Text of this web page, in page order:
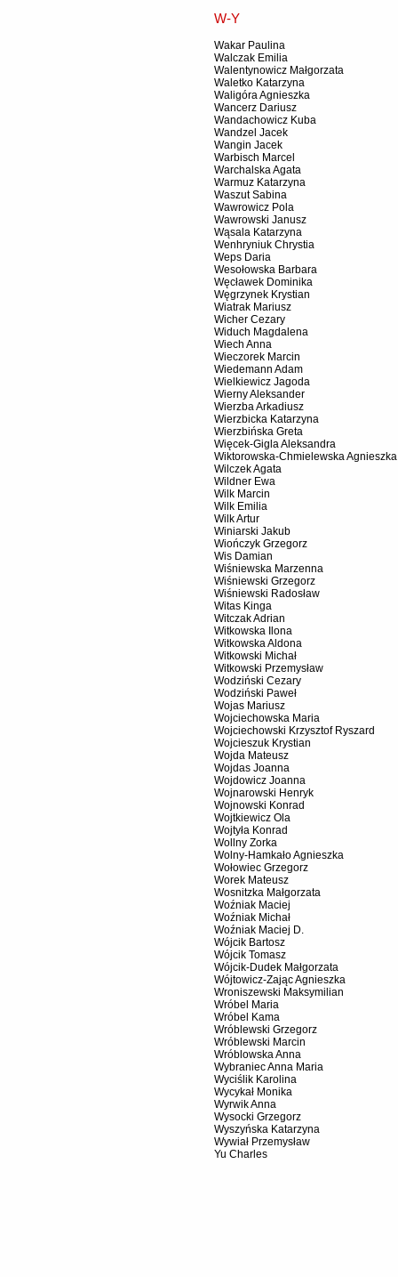
W-Y
Wakar Paulina
Walczak Emilia
Walentynowicz Małgorzata
Waletko Katarzyna
Waligóra Agnieszka
Wancerz Dariusz
Wandachowicz Kuba
Wandzel Jacek
Wangin Jacek
Warbisch Marcel
Warchalska Agata
Warmuz Katarzyna
Waszut Sabina
Wawrowicz Pola
Wawrowski Janusz
Wąsala Katarzyna
Wenhryniuk Chrystia
Weps Daria
Wesołowska Barbara
Węcławek Dominika
Węgrzynek Krystian
Wiatrak Mariusz
Wicher Cezary
Widuch Magdalena
Wiech Anna
Wieczorek Marcin
Wiedemann Adam
Wielkiewicz Jagoda
Wierny Aleksander
Wierzba Arkadiusz
Wierzbicka Katarzyna
Wierzbińska Greta
Więcek-Gigla Aleksandra
Wiktorowska-Chmielewska Agnieszka
Wilczek Agata
Wildner Ewa
Wilk Marcin
Wilk Emilia
Wilk Artur
Winiarski Jakub
Wiończyk Grzegorz
Wis Damian
Wiśniewska Marzenna
Wiśniewski Grzegorz
Wiśniewski Radosław
Witas Kinga
Witczak Adrian
Witkowska Ilona
Witkowska Aldona
Witkowski Michał
Witkowski Przemysław
Wodziński Cezary
Wodziński Paweł
Wojas Mariusz
Wojciechowska Maria
Wojciechowski Krzysztof Ryszard
Wojcieszuk Krystian
Wojda Mateusz
Wojdas Joanna
Wojdowicz Joanna
Wojnarowski Henryk
Wojnowski Konrad
Wojtkiewicz Ola
Wojtyła Konrad
Wollny Zorka
Wolny-Hamkało Agnieszka
Wołowiec Grzegorz
Worek Mateusz
Wosnitzka Małgorzata
Woźniak Maciej
Woźniak Michał
Woźniak Maciej D.
Wójcik Bartosz
Wójcik Tomasz
Wójcik-Dudek Małgorzata
Wójtowicz-Zając Agnieszka
Wroniszewski Maksymilian
Wróbel Maria
Wróbel Kama
Wróblewski Grzegorz
Wróblewski Marcin
Wróblowska Anna
Wybraniec Anna Maria
Wyciślik Karolina
Wycykał Monika
Wyrwik Anna
Wysocki Grzegorz
Wyszyńska Katarzyna
Wywiał Przemysław
Yu Charles